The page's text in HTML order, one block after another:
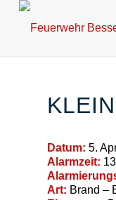
Datum: 5.
Alarmzeit:
Art: Brand –